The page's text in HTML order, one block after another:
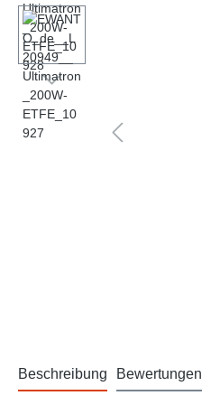
Beschreibung Bewertungen